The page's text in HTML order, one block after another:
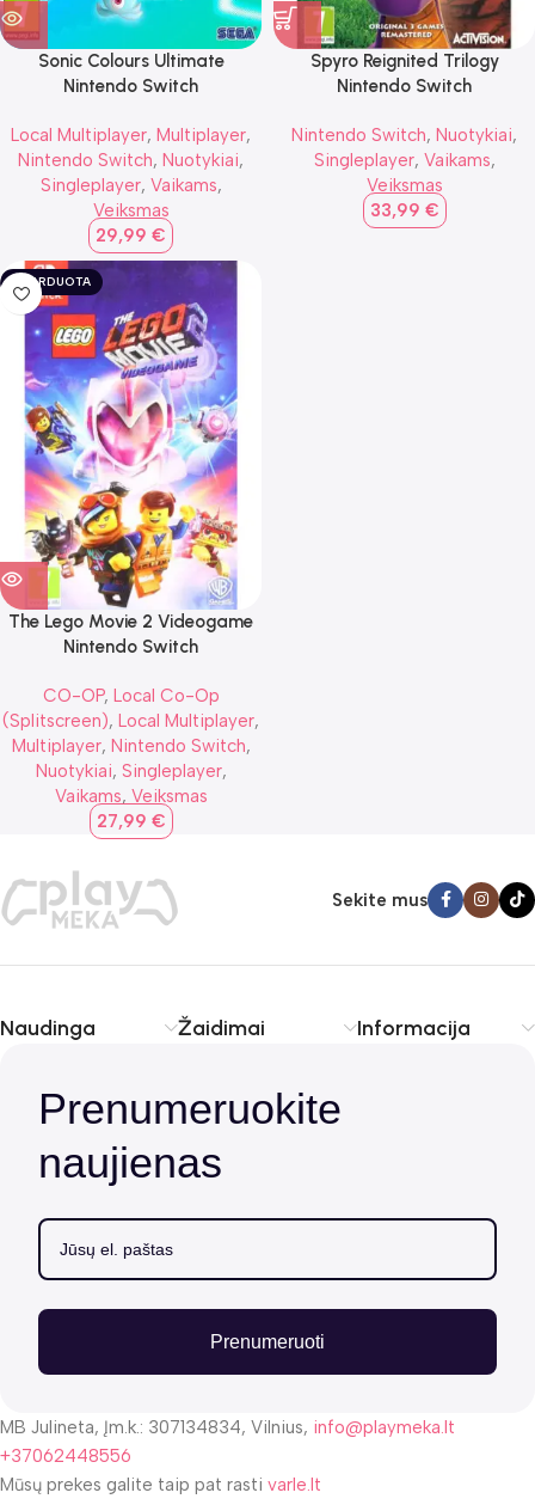
Sonic Colours Ultimate
Nintendo Switch
Local Multiplayer, Multiplayer,
Nintendo Switch, Nuotykiai,
Singleplayer, Vaikams,
Veiksmas
29,99 €
Spyro Reignited Trilogy
Nintendo Switch
Nintendo Switch, Nuotykiai,
Singleplayer, Vaikams,
Veiksmas
33,99 €
IŠPARDUOTA
The Lego Movie 2 Videogame
Nintendo Switch
CO-OP, Local Co-Op
(Splitscreen), Local Multiplayer,
Multiplayer, Nintendo Switch,
Nuotykiai, Singleplayer,
Vaikams, Veiksmas
27,99 €
Sekite mus
Naudinga Žaidimai Informacija
Prenumeruokite
naujienas
Prenumeruoti
MB Julineta, Įm.k.: 307134834, Vilnius, info@playmeka.lt
+37062448556
Mūsų prekes galite taip pat rasti varle.lt